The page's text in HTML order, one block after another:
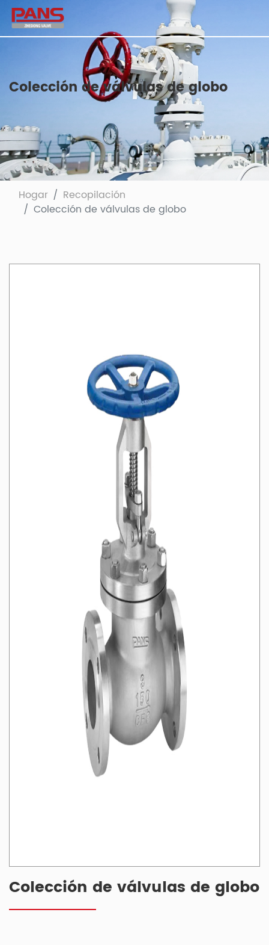
Colección de válvulas de globo
Hogar
Recopilación
Colección de válvulas de globo
Colección de válvulas de globo